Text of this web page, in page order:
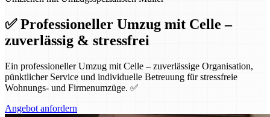
✅ Professioneller Umzug mit Celle –
zuverlässig & stressfrei
Ein professioneller Umzug mit Celle – zuverlässige Organisation,
pünktlicher Service und individuelle Betreuung für stressfreie
Wohnungs- und Firmenumzüge. ✅
Angebot anfordern